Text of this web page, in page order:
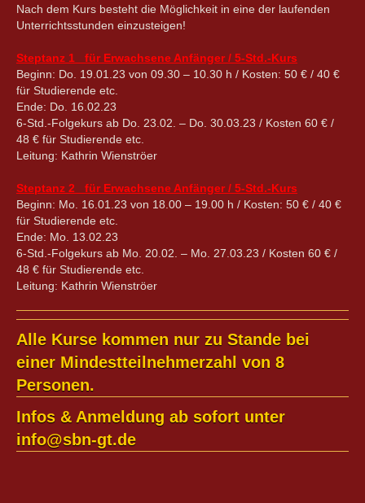
Nach dem Kurs besteht die Möglichkeit in eine der laufenden
Unterrichtsstunden einzusteigen!
Steptanz 1 für Erwachsene Anfänger / 5-Std.-Kurs
Beginn: Do. 19.01.23 von 09.30 – 10.30 h / Kosten: 50 € / 40 €
für Studierende etc.
Ende: Do. 16.02.23
6-Std.-Folgekurs ab Do. 23.02. – Do. 30.03.23 / Kosten 60 € /
48 € für Studierende etc.
Leitung: Kathrin Wienströer
Steptanz 2 für Erwachsene Anfänger / 5-Std.-Kurs
Beginn: Mo. 16.01.23 von 18.00 – 19.00 h / Kosten: 50 € / 40 €
für Studierende etc.
Ende: Mo. 13.02.23
6-Std.-Folgekurs ab Mo. 20.02. – Mo. 27.03.23 / Kosten 60 € /
48 € für Studierende etc.
Leitung: Kathrin Wienströer
Alle Kurse kommen nur zu Stande bei
einer Mindestteilnehmerzahl von 8
Personen.
Infos & Anmeldung ab sofort unter
info@sbn-gt.de